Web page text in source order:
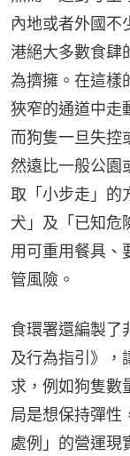
內地或者外國不
港絕大多數食肆
為擠擁。在這樣
狹窄的通道中走
而狗隻一旦失控
然遠比一般公園
取「小步走」的
犬」及「已知危
用可重用餐具、
管風險。
食環署還編製了
及行為指引》，
求，例如狗隻數
局是想保持彈性
處例」的營運現